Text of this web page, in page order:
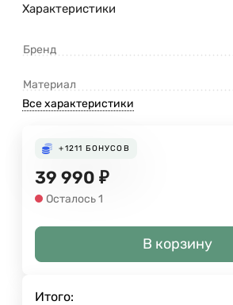
Характеристики
Бренд
Материал
Все характеристики
+1211 БОНУСОВ
39 990 ₽
Осталось 1
В корзину
Итого: